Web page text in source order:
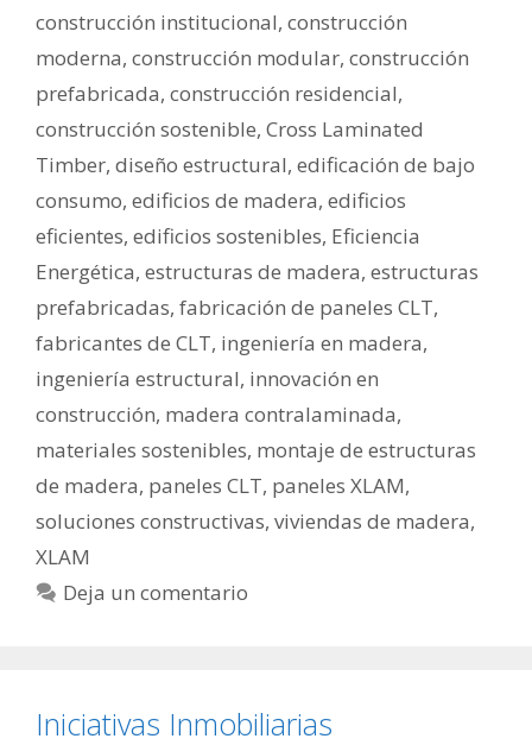
construcción institucional, construcción
moderna, construcción modular, construcción
prefabricada, construcción residencial,
construcción sostenible, Cross Laminated
Timber, diseño estructural, edificación de bajo
consumo, edificios de madera, edificios
eficientes, edificios sostenibles, Eficiencia
Energética, estructuras de madera, estructuras
prefabricadas, fabricación de paneles CLT,
fabricantes de CLT, ingeniería en madera,
ingeniería estructural, innovación en
construcción, madera contralaminada,
materiales sostenibles, montaje de estructuras
de madera, paneles CLT, paneles XLAM,
soluciones constructivas, viviendas de madera,
XLAM
Deja un comentario
Iniciativas Inmobiliarias